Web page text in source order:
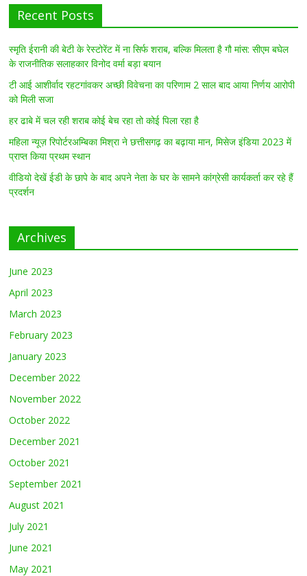
Recent Posts
स्मृति ईरानी की बेटी के रेस्टोरेंट में ना सिर्फ शराब, बल्कि मिलता है गौ मांस: सीएम बघेल
के राजनीतिक सलाहकार विनोद वर्मा बड़ा बयान
टी आई आशीर्वाद रहटगांवकर अच्छी विवेचना का परिणाम 2 साल बाद आया निर्णय आरोपी
को मिली सजा
हर ढाबे में चल रही शराब कोई बेच रहा तो कोई पिला रहा है
महिला न्यूज़ रिपोर्टरअम्बिका मिश्रा ने छत्तीसगढ़ का बढ़ाया मान, मिसेज इंडिया 2023 में
प्राप्त किया प्रथम स्थान
वीडियो देखें ईडी के छापे के बाद अपने नेता के घर के सामने कांग्रेसी कार्यकर्ता कर रहे हैं
प्रदर्शन
Archives
June 2023
April 2023
March 2023
February 2023
January 2023
December 2022
November 2022
October 2022
December 2021
October 2021
September 2021
August 2021
July 2021
June 2021
May 2021